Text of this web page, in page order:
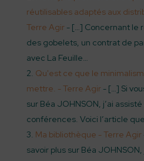
réutilisables adaptés aux
Terre Agir- […] Concernant le
des gobelets, un contrat de
avec La Feuille…
Qu'est ce que le
mettre. - Terre Agir- […] Si
sur Béa JOHNSON, j’ai
conférences. Voici l’article
Ma bibliothèque - Terre Agir
savoir plus sur Béa